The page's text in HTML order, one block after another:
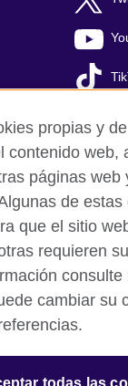
opportunities.
propias y
contenido web,
páginas web
de
que el sitio
requieren
cambiar su
todas las